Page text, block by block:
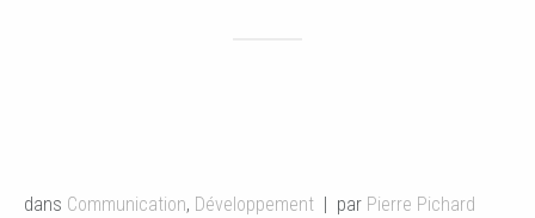
dans Communication, Développement par Pierre Pichard